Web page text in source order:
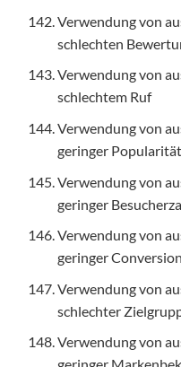
Verwendung von
schlechten
Verwendung von
schlechtem Ruf
Verwendung von
geringer Popularität
Verwendung von
geringer
Verwendung von
geringer
Verwendung von
schlechter
Verwendung von